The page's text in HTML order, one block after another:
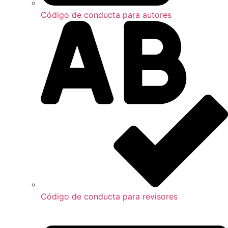
Código de conducta para autores
Código de conducta para revisores